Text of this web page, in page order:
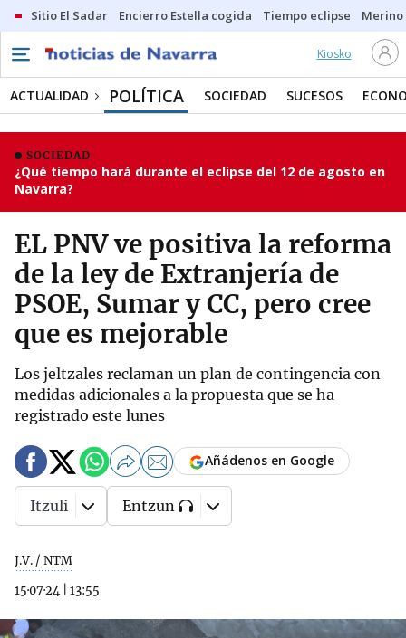
Sitio El Sadar Encierro Estella cogida Tiempo eclipse
Kiosko
ACTUALIDAD POLÍTICA SOCIEDAD SUCESOS
SOCIEDAD
¿Qué tiempo hará durante el eclipse del 12 de agosto en
Navarra?
EL PNV ve positiva la reforma
de la ley de Extranjería de
PSOE, Sumar y CC, pero cree
que es mejorable
Los jeltzales reclaman un plan de contingencia con
medidas adicionales a la propuesta que se ha
registrado este lunes
J.V. / NTM
15·07·24
13:55
Añádenos en Google
Itzuli Entzun